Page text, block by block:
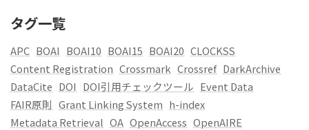
タグ一覧
APC BOAI BOAI10 BOAI15 BOAI20 CLOCKSS
Content Registration Crossmark Crossref DarkArchive
DataCite DOI DOI引用チェックツール Event Data
FAIR原則 Grant Linking System h-index
Metadata Retrieval OA OpenAccess OpenAIRE